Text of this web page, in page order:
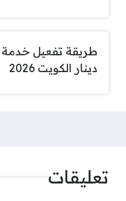
دينار الكويت 2026
تعليقات